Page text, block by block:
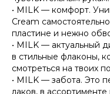
• MILK — комфорт.
Cream
пластине и нежно
• MILK — актуальный
в стильные флаконы,
смотреться на твоих
• MILK — забота. Это
лаков, в